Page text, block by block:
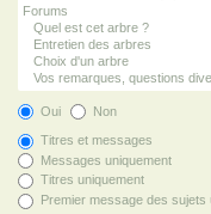
Oui Non
Titres et messages
Messages uniquement
Titres uniquement
Premier message des sujets